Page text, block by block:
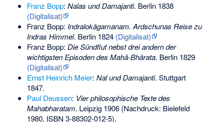
Franz Bopp: Nalas und Damajanti. Berlin 1838
(Digitalisat)
Franz Bopp: Indralokâgamanam. Ardschunas Reise zu
Indras Himmel. Berlin 1824 (Digitalisat)
Franz Bopp: Die Sündflut nebst drei andern der
wichtigsten Episoden des Mahâ-Bhârata. Berlin 1829
(Digitalisat)
Ernst Heinrich Meier: Nal und Damajanti. Stuttgart
1847.
Paul Deussen: Vier philosophische Texte des
Mahabharatam. Leipzig 1906 (Nachdruck: Bielefeld
1980, ISBN 3-88302-012-5).